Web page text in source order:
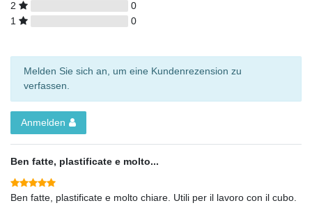
2
0
1
0
Melden Sie sich an, um eine Kundenrezension zu
verfassen.
Anmelden
Ben fatte, plastificate e molto...
Ben fatte, plastificate e molto chiare. Utili per il lavoro con il cubo.